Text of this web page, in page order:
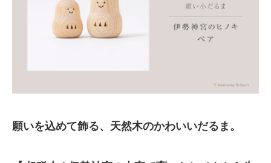
願いを込めて飾る、天然木のかわいいだるま。